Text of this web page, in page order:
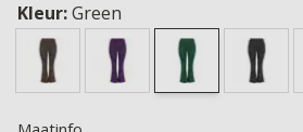
Kleur:Green